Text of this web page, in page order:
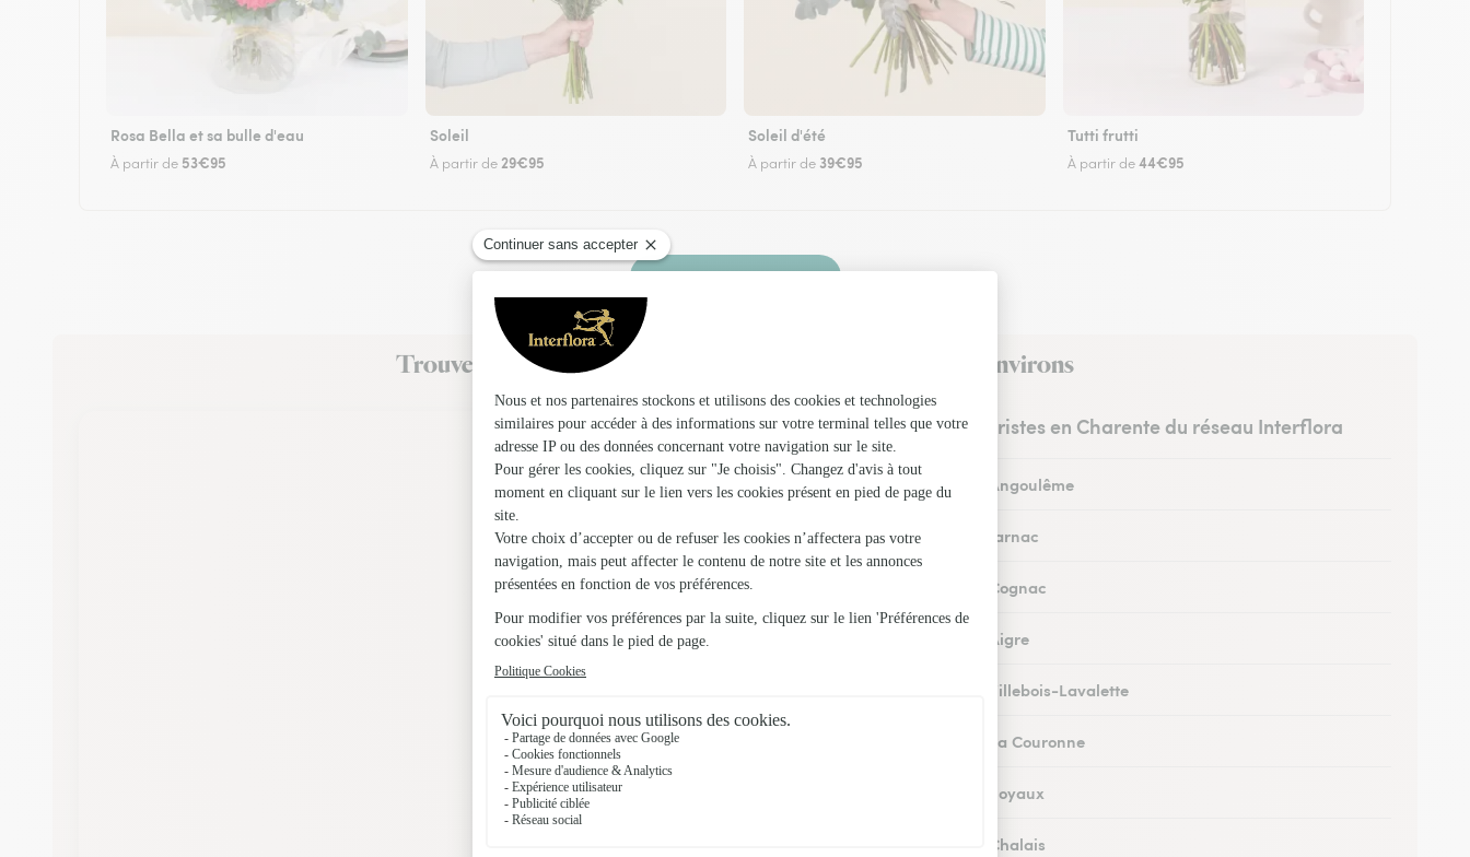
Rosa Bella et sa bulle d'eau
À partir de 53€95
Soleil
À partir de 29€95
Soleil d'été
À partir de 39€95
Tutti frutti
À partir de44€95
Faire livrer des fleurs
Trouvez un fleuriste Interflora à Saint-Simon et dans ses environs
Les fleuristes en Charente du réseau Interflora
Fleuristes à Angoulême
Fleuristes à Jarnac
Fleuristes à Cognac
Fleuristes à Aigre
Fleuristes à Villebois-Lavalette
Fleuristes à La Couronne
Fleuristes à Soyaux
Fleuristes à Chalais